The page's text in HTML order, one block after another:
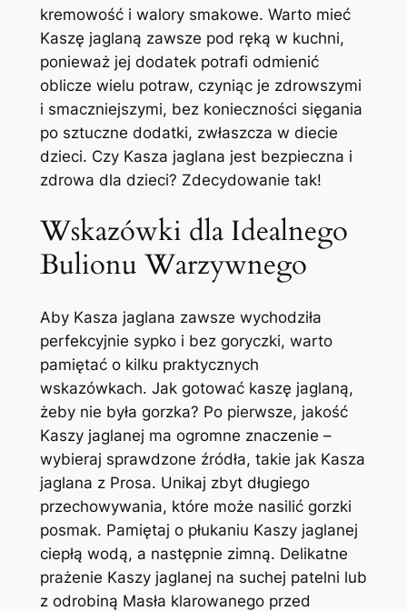
kremowość i walory smakowe. Warto mieć
Kaszę jaglaną zawsze pod ręką w kuchni,
ponieważ jej dodatek potrafi odmienić
oblicze wielu potraw, czyniąc je zdrowszymi
i smaczniejszymi, bez konieczności sięgania
po sztuczne dodatki, zwłaszcza w diecie
dzieci. Czy Kasza jaglana jest bezpieczna i
zdrowa dla dzieci? Zdecydowanie tak!
Wskazówki dla Idealnego
Bulionu Warzywnego
Aby Kasza jaglana zawsze wychodziła
perfekcyjnie sypko i bez goryczki, warto
pamiętać o kilku praktycznych
wskazówkach. Jak gotować kaszę jaglaną,
żeby nie była gorzka? Po pierwsze, jakość
Kaszy jaglanej ma ogromne znaczenie –
wybieraj sprawdzone źródła, takie jak Kasza
jaglana z Prosa. Unikaj zbyt długiego
przechowywania, które może nasilić gorzki
posmak. Pamiętaj o płukaniu Kaszy jaglanej
ciepłą wodą, a następnie zimną. Delikatne
prażenie Kaszy jaglanej na suchej patelni lub
z odrobiną Masła klarowanego przed